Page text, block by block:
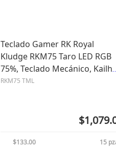
Teclado Gamer RK Royal
Kludge RKM75 Taro LED RGB
75%, Teclado Mecánico, Kailh
Speed Silver, Inalámbrico,
RKM75 TML
$133.00 15